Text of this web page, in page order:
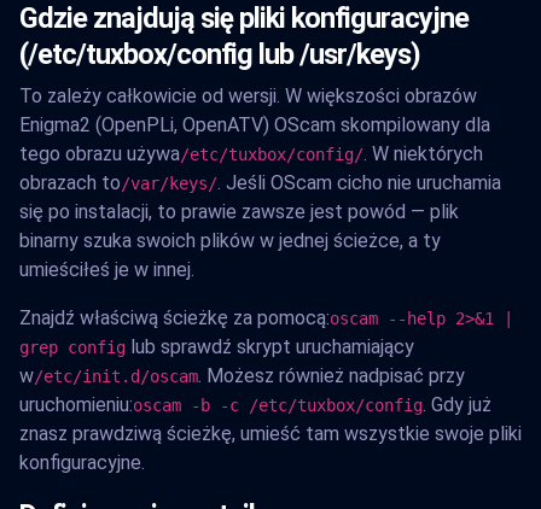
Gdzie znajdują się pliki konfiguracyjne
(/etc/tuxbox/config lub /usr/keys)
To zależy całkowicie od wersji. W większości obrazów
Enigma2 (OpenPLi, OpenATV) OScam skompilowany dla
tego obrazu używa/etc/tuxbox/config/. W niektórych
obrazach to/var/keys/. Jeśli OScam cicho nie uruchamia
się po instalacji, to prawie zawsze jest powód — plik
binarny szuka swoich plików w jednej ścieżce, a ty
umieściłeś je w innej.
Znajdź właściwą ścieżkę za pomocą:oscam --help 2>&1 |
grep config lub sprawdź skrypt uruchamiający
w/etc/init.d/oscam. Możesz również nadpisać przy
uruchomieniu:oscam -b -c /etc/tuxbox/config. Gdy już
znasz prawdziwą ścieżkę, umieść tam wszystkie swoje pliki
konfiguracyjne.